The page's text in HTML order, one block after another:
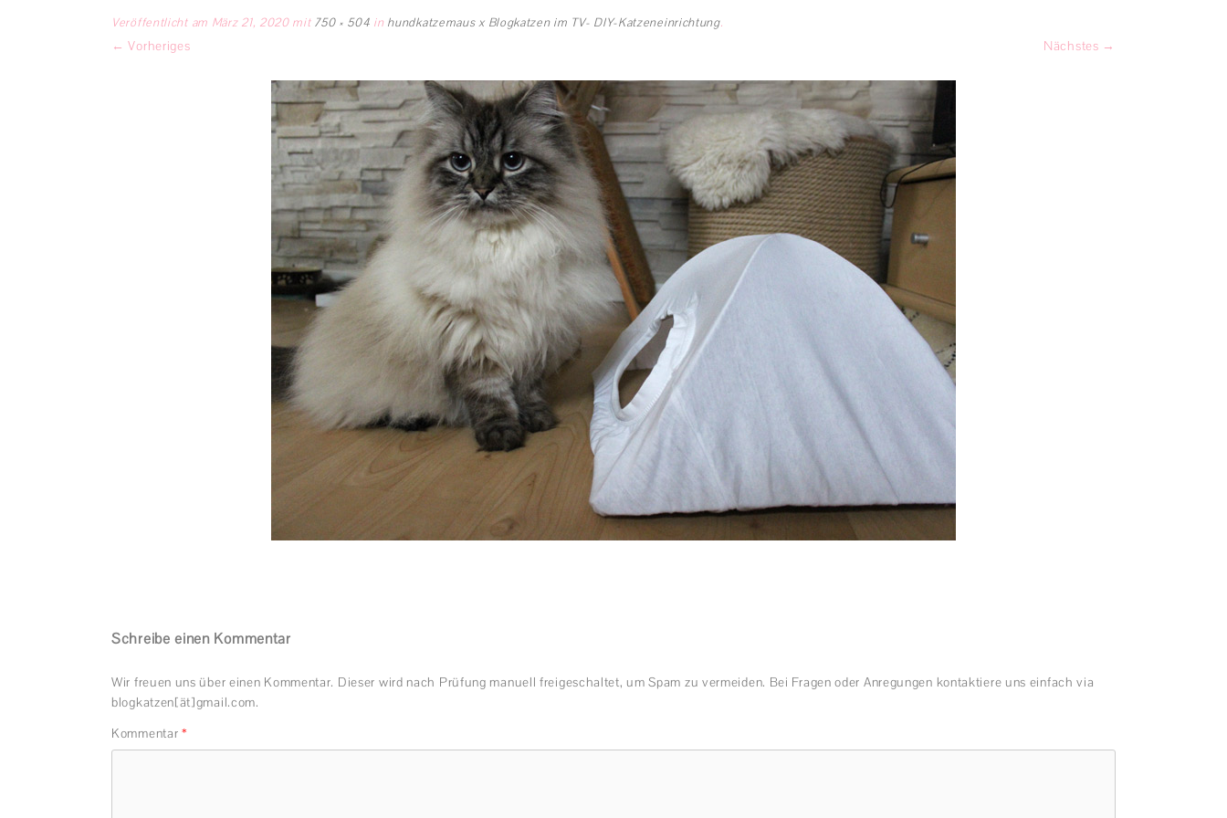
KATZENGESCHICHTEN
Veröffentlicht am März 21, 2020mit 750 × 504 in hundkatzemaus x Blogkatzen im TV- DIY-Katzeneinrichtung.
← Vorheriges Nächstes →
Schreibe einen Kommentar
Wir freuen uns über einen Kommentar. Dieser wird nach Prüfung manuell freigeschaltet, um Spam zu vermeiden. Bei Fragen oder Anregungen kontaktiere uns einfach via
blogkatzen[ät]gmail.com.
Kommentar *